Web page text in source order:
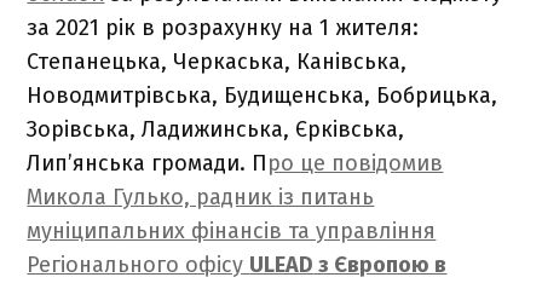
за 2021 рік в розрахунку на 1 жителя:
Степанецька, Черкаська, Канівська,
Новодмитрівська, Будищенська, Бобрицька,
Зорівська, Ладижинська, Єрківська,
Лип’янська громади. Про це повідомив
Микола Гулько, радник із питань
муніципальних фінансів та управління
Регіонального офісу ULEAD з Європою в